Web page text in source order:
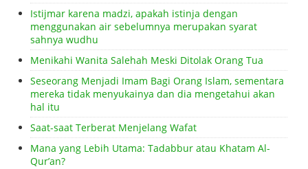
Istijmar karena madzi, apakah istinja dengan
menggunakan air sebelumnya merupakan syarat
sahnya wudhu
Menikahi Wanita Salehah Meski Ditolak Orang Tua
Seseorang Menjadi Imam Bagi Orang Islam, sementara
mereka tidak menyukainya dan dia mengetahui akan
hal itu
Saat-saat Terberat Menjelang Wafat
Mana yang Lebih Utama: Tadabbur atau Khatam Al-
Qur’an?